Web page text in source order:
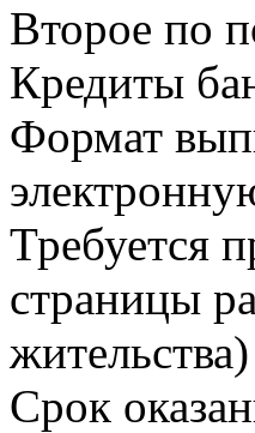
Второе по
Кредиты
Формат
Требуется
страницы
Срок